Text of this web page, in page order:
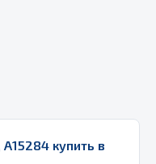
купить в